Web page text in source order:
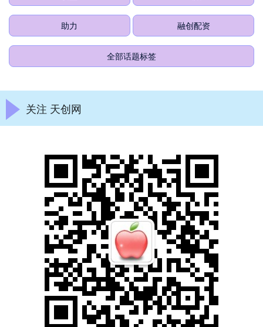
助力 融创配资
全部话题标签
关注 天创网